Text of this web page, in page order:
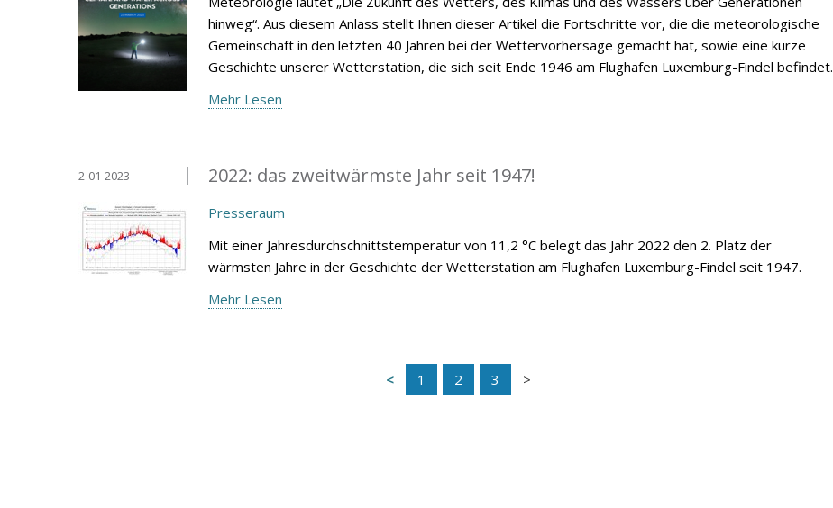
hinweg“. Aus diesem Anlass stellt Ihnen dieser Artikel die Fortschritte vor, die die meteorologische
Gemeinschaft in den letzten 40 Jahren bei der Wettervorhersage gemacht hat, sowie eine kurze
Geschichte unserer Wetterstation, die sich seit Ende 1946 am Flughafen Luxemburg-Findel befindet.
Mehr Lesen
2022: das zweitwärmste Jahr seit 1947!
2-01-2023
Presseraum
Mit einer Jahresdurchschnittstemperatur von 11,2 °C belegt das Jahr 2022 den 2. Platz der
wärmsten Jahre in der Geschichte der Wetterstation am Flughafen Luxemburg-Findel seit 1947.
Mehr Lesen
1 2 3